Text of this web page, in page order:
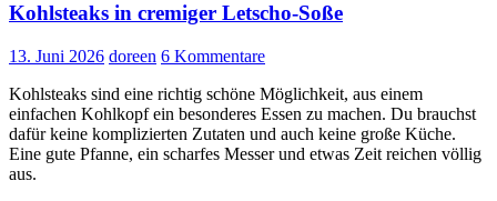
Kohlsteaks in cremiger Letscho-Soße
13. Juni 2026 doreen 6 Kommentare
Kohlsteaks sind eine richtig schöne Möglichkeit, aus einem
einfachen Kohlkopf ein besonderes Essen zu machen. Du brauchst
dafür keine komplizierten Zutaten und auch keine große Küche.
Eine gute Pfanne, ein scharfes Messer und etwas Zeit reichen völlig
aus.